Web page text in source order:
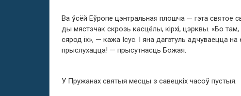
Ва ўсёй Еўропе цэнтральная плошча — гэта святое
ды мястэчак скрозь касцёлы, кірхі, цэрквы. «Бо
сярод іх», — кажа Ісус. І яна дагэтуль адчуваецца
прыслухацца! — прысутнасць Божая.
У Пружанах святыя месцы з савецкіх часоў пустыя.